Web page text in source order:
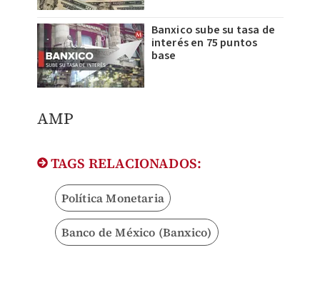
Banxico sube su tasa de
interés en 75 puntos
base
AMP
TAGS RELACIONADOS:
Política Monetaria
Banco de México (Banxico)